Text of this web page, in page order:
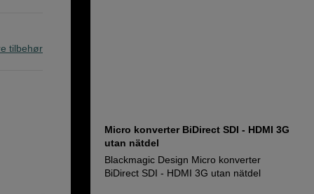
tilbehør
Micro konverter BiDirect SDI - HDMI 3G
utan nätdel
Blackmagic Design Micro konverter
BiDirect SDI - HDMI 3G utan nätdel